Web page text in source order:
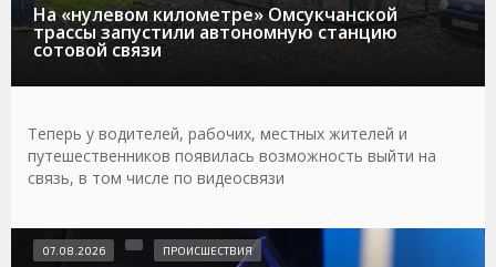
На «нулевом километре» Омсукчанской
трассы запустили автономную станцию
сотовой связи
Теперь у водителей, рабочих, местных жителей и
путешественников появилась возможность выйти на
связь, в том числе по видеосвязи
07.08.2026 ПРОИСШЕСТВИЯ